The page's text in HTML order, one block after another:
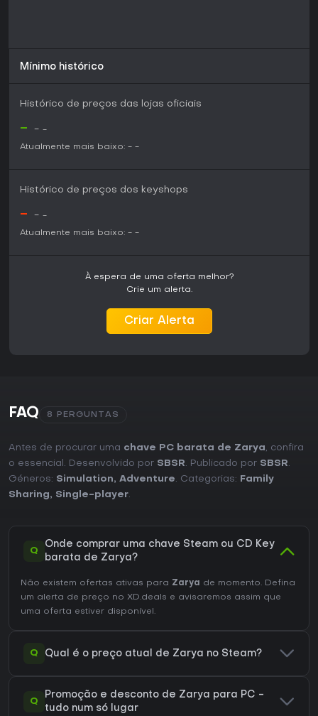
Mínimo histórico
Histórico de preços das lojas oficiais
- - -
Atualmente mais baixo: - -
Histórico de preços dos keyshops
- - -
Atualmente mais baixo: - -
À espera de uma oferta melhor?
Crie um alerta.
Criar Alerta
FAQ 8 PERGUNTAS
Antes de procurar uma chave PC barata de Zarya, confira
o essencial. Desenvolvido por SBSR. Publicado por SBSR.
Géneros: Simulation, Adventure. Categorias:
Family
Sharing, Single-player.
Q
Onde comprar uma chave Steam ou CD Key
barata de Zarya?
Não existem ofertas ativas para Zarya
de momento. Defina
um alerta de preço no XD.deals e avisaremos assim que
uma oferta estiver disponível.
Q Qual é o preço atual de Zarya no Steam?
Q
Promoção e desconto de Zarya para PC -
tudo num só lugar